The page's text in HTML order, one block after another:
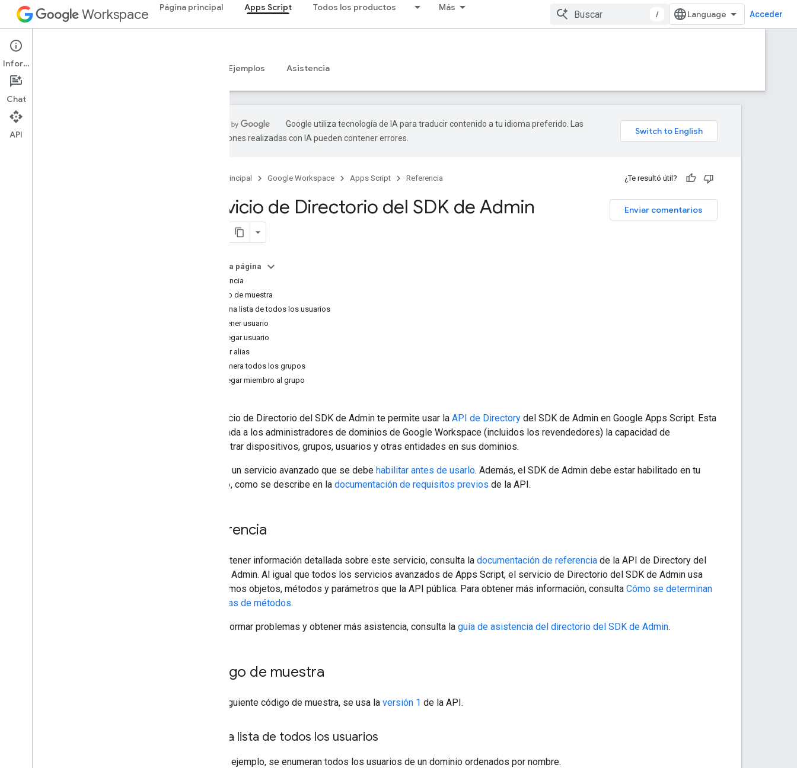
Workspace Página principal Apps Script Todos los productos Más
/ Acceder
Apps Script
Descripción general Ejemplos Asistencia
Google utiliza tecnología de IA para traducir contenido a tu idioma preferido. Las
traducciones realizadas con IA pueden contener errores.
Página principal Google Workspace Apps Script Referencia ¿Te resultó útil?
Enviar comentarios
Servicio de Directorio del SDK de Admin
En esta página
Referencia
Código de muestra
Ve una lista de todos los usuarios
Obtener usuario
Agregar usuario
Crear alias
Enumera todos los grupos
Agregar miembro al grupo
El servicio de Directorio del SDK de Admin te permite usar la API de Directory del SDK de Admin en Google Apps Script. Esta
API brinda a los administradores de dominios de Google Workspace (incluidos los revendedores) la capacidad de
administrar dispositivos, grupos, usuarios y otras entidades en sus dominios.
Este es un servicio avanzado que se debe habilitar antes de usarlo. Además, el SDK de Admin debe estar habilitado en tu
dominio, como se describe en la documentación de requisitos previos de la API.
Referencia
Para obtener información detallada sobre este servicio, consulta la documentación de referencia de la API de Directory del
SDK de Admin. Al igual que todos los servicios avanzados de Apps Script, el servicio de Directorio del SDK de Admin usa
los mismos objetos, métodos y parámetros que la API pública. Para obtener más información, consulta Cómo se determinan
las firmas de métodos.
Para informar problemas y obtener más asistencia, consulta la guía de asistencia del directorio del SDK de Admin.
Código de muestra
En el siguiente código de muestra, se usa la versión 1 de la API.
Ve una lista de todos los usuarios
En este ejemplo, se enumeran todos los usuarios de un dominio ordenados por nombre.
Información
Chat
API